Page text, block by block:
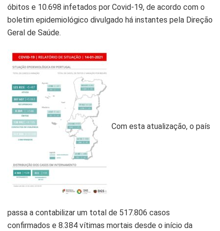
óbitos e 10.698 infetados por Covid-19, de acordo com o
boletim epidemiológico divulgado há instantes pela Direção
Geral de Saúde.
Com esta atualização, o país
passa a contabilizar um total de 517.806 casos
confirmados e 8.384 vítimas mortais desde o início da